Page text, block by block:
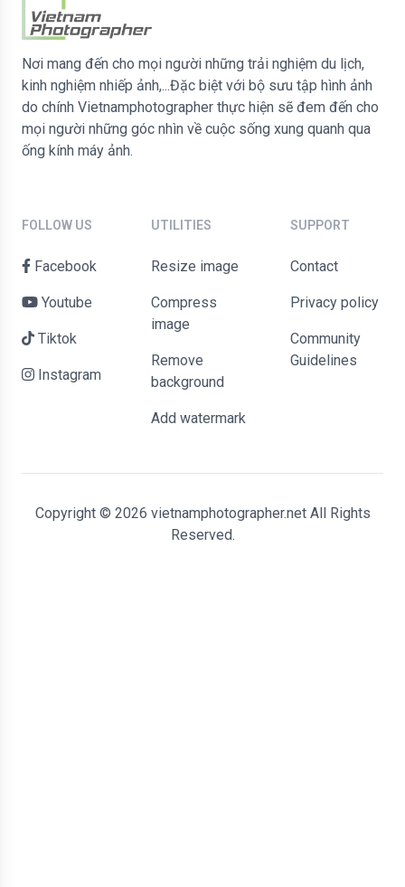
Nơi mang đến cho mọi người những trải nghiệm du lịch,
kinh nghiệm nhiếp ảnh,...Đặc biệt với bộ sưu tập hình ảnh
do chính Vietnamphotographer thực hiện sẽ đem đến cho
mọi người những góc nhìn về cuộc sống xung quanh qua
ống kính máy ảnh.
FOLLOW US
Facebook
Youtube
Tiktok
Instagram
UTILITIES
Resize image
Compress
image
Remove
background
Add watermark
SUPPORT
contact
Privacy policy
Community
Guidelines
Copyright © 2026 vietnamphotographer.net All Rights
Reserved.